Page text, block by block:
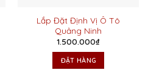
Lắp Đặt Định Vị Ô Tô
Quảng Ninh
1.500.000₫
ĐẶT HÀNG